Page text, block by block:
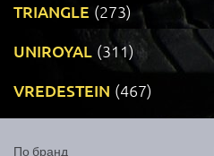
TRIANGLE (273)
UNIROYAL (311)
VREDESTEIN (467)
По бранд